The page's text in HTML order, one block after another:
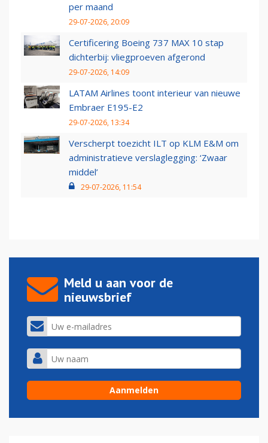
per maand
29-07-2026, 20:09
Certificering Boeing 737 MAX 10 stap
dichterbij: vliegproeven afgerond
29-07-2026, 14:09
LATAM Airlines toont interieur van nieuwe
Embraer E195-E2
29-07-2026, 13:34
Verscherpt toezicht ILT op KLM E&M om
administratieve verslaglegging: ‘Zwaar
middel’
29-07-2026, 11:54
Meld u aan voor de
nieuwsbrief